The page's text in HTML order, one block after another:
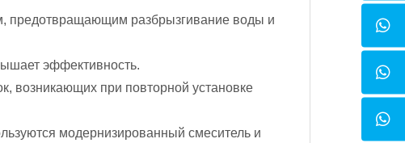
предотвращающим разбрызгивание воды и
эффективность.
возникающих при повторной установке
модернизированный смеситель и